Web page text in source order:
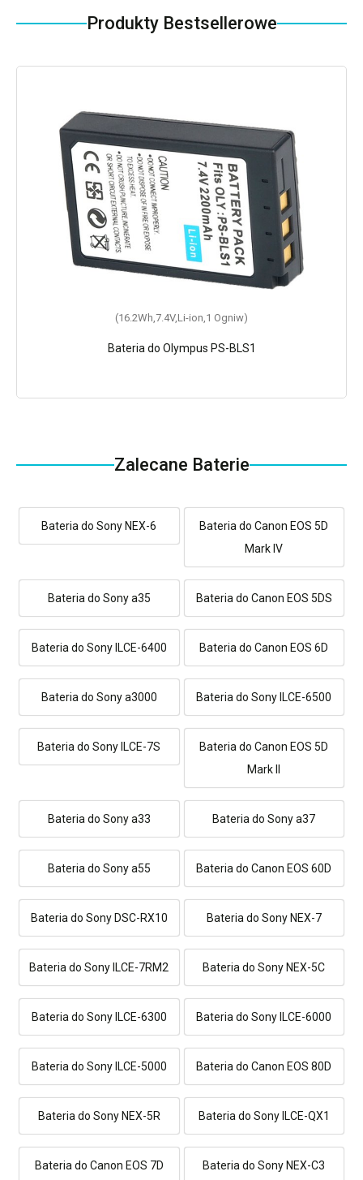
Produkty Bestsellerowe
(16.2Wh,7.4V,Li-ion,1 Ogniw)
Bateria do Olympus PS-BLS1
Zalecane Baterie
Bateria do Sony NEX-6
Bateria do Canon EOS 5D
Mark IV
Bateria do Sony a35 Bateria do Canon EOS 5DS
Bateria do Sony ILCE-6400 Bateria do Canon EOS 6D
Bateria do Sony a3000 Bateria do Sony ILCE-6500
Bateria do Sony ILCE-7S
Bateria do Canon EOS 5D
Mark II
Bateria do Sony a33 Bateria do Sony a37
Bateria do Sony a55 Bateria do Canon EOS 60D
Bateria do Sony DSC-RX10 Bateria do Sony NEX-7
Bateria do Sony ILCE-7RM2 Bateria do Sony NEX-5C
Bateria do Sony ILCE-6300 Bateria do Sony ILCE-6000
Bateria do Sony ILCE-5000 Bateria do Canon EOS 80D
Bateria do Sony NEX-5R Bateria do Sony ILCE-QX1
Bateria do Canon EOS 7D
Bateria do Sony NEX-C3